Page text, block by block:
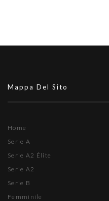
Mappa Del Sito
Home
Serie A
Serie A2 Élite
Serie A2
Serie B
Femminile